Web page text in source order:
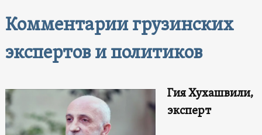
Комментарии грузинских
экспертов и политиков
Гия Хухашвили,
эксперт